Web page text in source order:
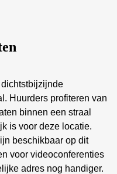
Huurders profiteren van
binnen een straal
is voor deze locatie.
beschikbaar op dit
voor videoconferenties
adres nog handiger.